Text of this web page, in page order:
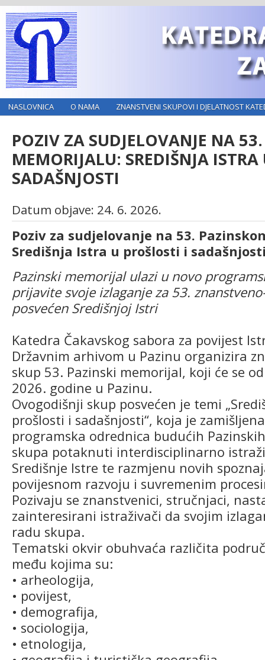
NASLOVNICA O NAMA ZNANSTVENI SKUPOVI I DJELATNOST
POZIV ZA SUDJELOVANJE NA
MEMORIJALU: SREDIŠNJA
SADAŠNJOSTI
Datum objave: 24. 6. 2026.
Poziv za sudjelovanje na 53.
Središnja Istra u prošlosti i
Pazinski memorijal ulazi u novo
prijavite svoje izlaganje za 53.
posvećen Središnjoj Istri
Katedra Čakavskog sabora za povijest
Državnim arhivom u Pazinu organizira
skup 53. Pazinski memorijal, koji će se
2026. godine u Pazinu.
Ovogodišnji skup posvećen je temi
prošlosti i sadašnjosti“, koja je
programska odrednica budućih
skupa potaknuti interdisciplinarno
Središnje Istre te razmjenu novih
povijesnom razvoju i suvremenim
Pozivaju se znanstvenici, stručnjaci,
zainteresirani istraživači da svojim
radu skupa.
Tematski okvir obuhvaća različita
među kojima su:
• arheologija,
• povijest,
• demografija,
• sociologija,
• etnologija,